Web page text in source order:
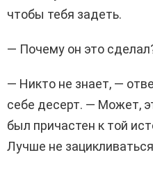
чтобы тебя задеть.
— Почему он это
— Никто не знает, —
себе десерт. — Может,
был причастен к той
Лучше не